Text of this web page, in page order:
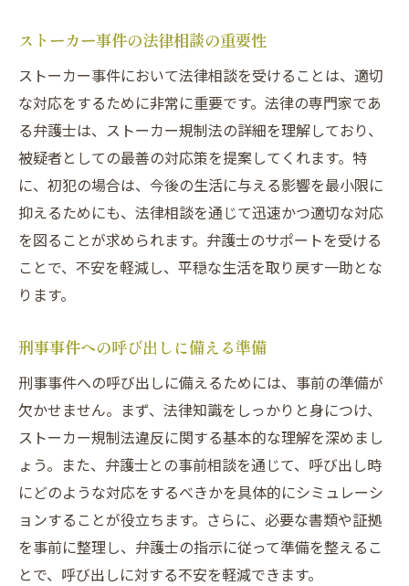
ストーカー事件の法律相談の重要性
ストーカー事件において法律相談を受けることは、適切
な対応をするために非常に重要です。法律の専門家であ
る弁護士は、ストーカー規制法の詳細を理解しており、
被疑者としての最善の対応策を提案してくれます。特
に、初犯の場合は、今後の生活に与える影響を最小限に
抑えるためにも、法律相談を通じて迅速かつ適切な対応
を図ることが求められます。弁護士のサポートを受ける
ことで、不安を軽減し、平穏な生活を取り戻す一助とな
ります。
刑事事件への呼び出しに備える準備
刑事事件への呼び出しに備えるためには、事前の準備が
欠かせません。まず、法律知識をしっかりと身につけ、
ストーカー規制法違反に関する基本的な理解を深めまし
ょう。また、弁護士との事前相談を通じて、呼び出し時
にどのような対応をするべきかを具体的にシミュレーシ
ョンすることが役立ちます。さらに、必要な書類や証拠
を事前に整理し、弁護士の指示に従って準備を整えるこ
とで、呼び出しに対する不安を軽減できます。